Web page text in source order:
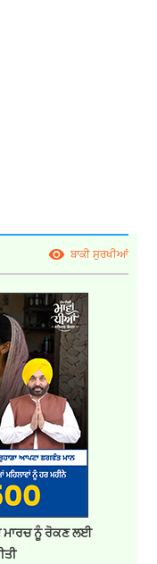
ਬਾਕੀ ਸੁਰਖੀਆਂ
ਮਾਰਚ ਨੂੰ ਰੋਕਣ ਲਈ